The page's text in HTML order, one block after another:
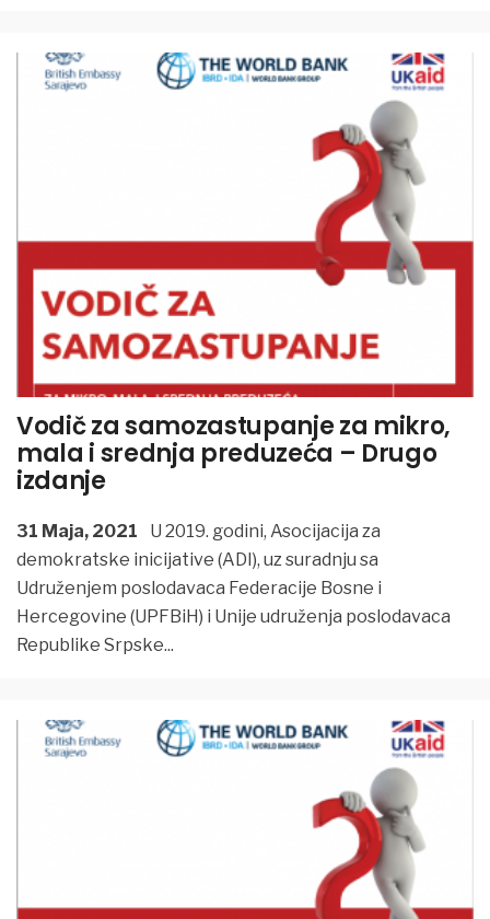
Vodič za samozastupanje za mikro,
mala i srednja preduzeća – Drugo
izdanje
31 Maja, 2021
U 2019. godini, Asocijacija za
demokratske inicijative (ADI), uz suradnju sa
Udruženjem poslodavaca Federacije Bosne i
Hercegovine (UPFBiH) i Unije udruženja poslodavaca
Republike Srpske...